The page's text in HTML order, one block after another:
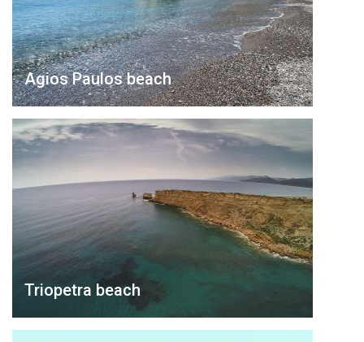
Agios Paulos beach
Triopetra beach